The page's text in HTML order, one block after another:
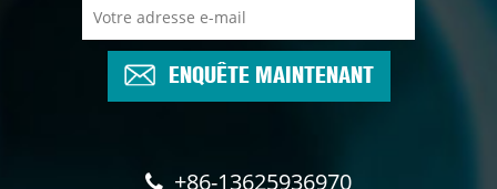
ENQUÊTE MAINTENANT
+86-13625936970